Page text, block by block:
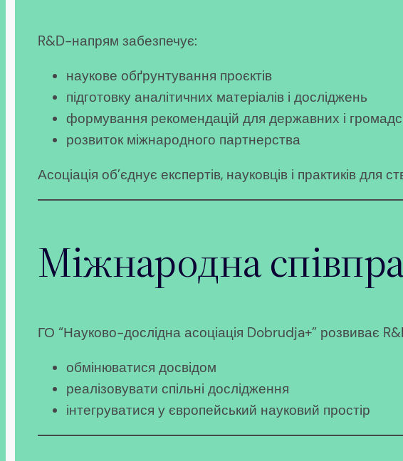
R&D-напрям забезпечує:
наукове обґрунтування проєктів
підготовку аналітичних матеріалів і досліджень
формування рекомендацій для державних і
розвиток міжнародного партнерства
Асоціація об’єднує експертів, науковців і практиків для
Міжнародна
ГО “Науково-дослідна асоціація Dobrudja+” розвиває
обмінюватися досвідом
реалізовувати спільні дослідження
інтегруватися у європейський науковий простір